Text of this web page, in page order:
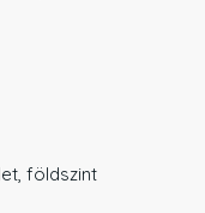
földszint